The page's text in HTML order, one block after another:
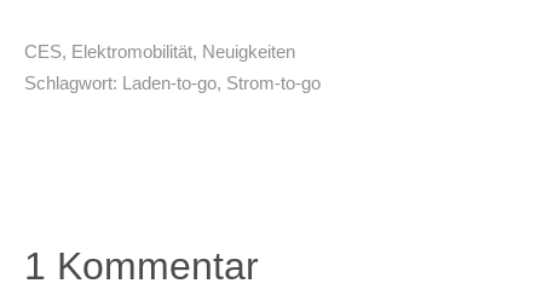
CES, Elektromobilität, Neuigkeiten
Schlagwort: Laden-to-go, Strom-to-go
1 Kommentar